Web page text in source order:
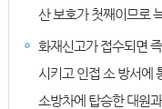
산 보호가 첫째이므로
화재신고가 접수되면
시키고 인접 소 방서에
소방차에 탑승한 대원